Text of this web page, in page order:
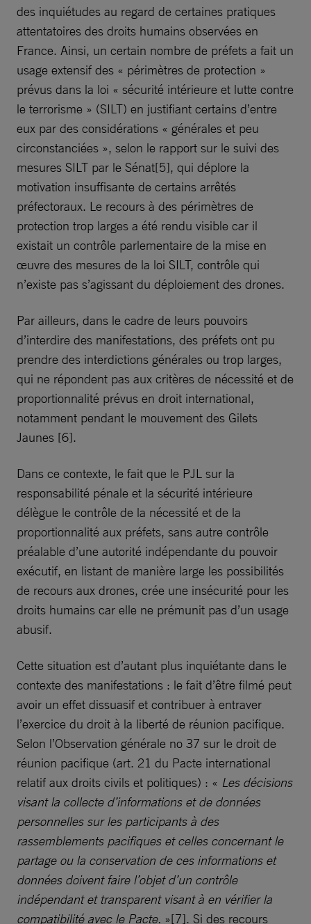
des inquiétudes au regard de certaines pratiques
attentatoires des droits humains observées en
France. Ainsi, un certain nombre de préfets a fait un
usage extensif des « périmètres de protection »
prévus dans la loi « sécurité intérieure et lutte contre
le terrorisme » (SILT) en justifiant certains d’entre
eux par des considérations « générales et peu
circonstanciées », selon le rapport sur le suivi des
mesures SILT par le Sénat[5], qui déplore la
motivation insuffisante de certains arrêtés
préfectoraux. Le recours à des périmètres de
protection trop larges a été rendu visible car il
existait un contrôle parlementaire de la mise en
œuvre des mesures de la loi SILT, contrôle qui
n’existe pas s’agissant du déploiement des drones.
Par ailleurs, dans le cadre de leurs pouvoirs
d’interdire des manifestations, des préfets ont pu
prendre des interdictions générales ou trop larges,
qui ne répondent pas aux critères de nécessité et de
proportionnalité prévus en droit international,
notamment pendant le mouvement des Gilets
Jaunes [6].
Dans ce contexte, le fait que le PJL sur la
responsabilité pénale et la sécurité intérieure
délègue le contrôle de la nécessité et de la
proportionnalité aux préfets, sans autre contrôle
préalable d’une autorité indépendante du pouvoir
exécutif, en listant de manière large les possibilités
de recours aux drones, crée une insécurité pour les
droits humains car elle ne prémunit pas d’un usage
abusif.
Cette situation est d’autant plus inquiétante dans le
contexte des manifestations : le fait d’être filmé peut
avoir un effet dissuasif et contribuer à entraver
l’exercice du droit à la liberté de réunion pacifique.
Selon l’Observation générale no 37 sur le droit de
réunion pacifique (art. 21 du Pacte international
relatif aux droits civils et politiques) : « Les décisions
visant la collecte d’informations et de données
personnelles sur les participants à des
rassemblements pacifiques et celles concernant le
partage ou la conservation de ces informations et
données doivent faire l’objet d’un contrôle
indépendant et transparent visant à en vérifier la
compatibilité avec le Pacte. »[7]. Si des recours